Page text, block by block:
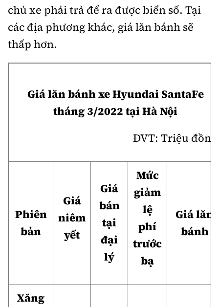
chủ xe phải trả để ra được biển số. Tại
các địa phương khác, giá lăn bánh sẽ
thấp hơn.
Giá lăn bánh xe Hyundai SantaFe
tháng 3/2022 tại Hà Nội
ĐVT: Triệu đồng
Phiên
bản
Giá
niêm
yết
Giá
bán
tại
đại
lý
Mức
giảm
lệ
phí
trước
bạ
Giá lăn
bánh
Xăng